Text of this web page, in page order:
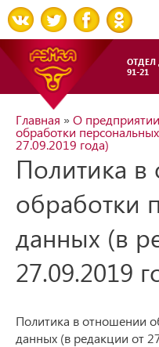
ОТДЕЛ
91-21
Главная »О предприятии
обработки
27.09.2019 года)
Политика
обработки
данных (в
27.09.2019
Политика в отношении
данных (в редакции от